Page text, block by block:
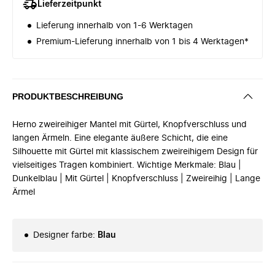
Lieferzeitpunkt
Lieferung innerhalb von 1-6 Werktagen
Premium-Lieferung innerhalb von 1 bis 4 Werktagen*
PRODUKTBESCHREIBUNG
Herno zweireihiger Mantel mit Gürtel, Knopfverschluss und
langen Ärmeln. Eine elegante äußere Schicht, die eine
Silhouette mit Gürtel mit klassischem zweireihigem Design für
vielseitiges Tragen kombiniert. Wichtige Merkmale: Blau |
Dunkelblau | Mit Gürtel | Knopfverschluss | Zweireihig | Lange
Ärmel
Designer farbe: Blau